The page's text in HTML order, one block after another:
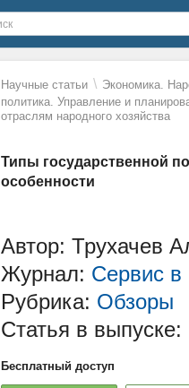
Научные статьи \ Экономика.
политика. Управление и
отраслям народного хозяйства
Типы государственной
особенности
Автор: Трухачев
Журнал: Сервис в
Рубрика: Обзоры
Статья в выпуске:
Бесплатный доступ